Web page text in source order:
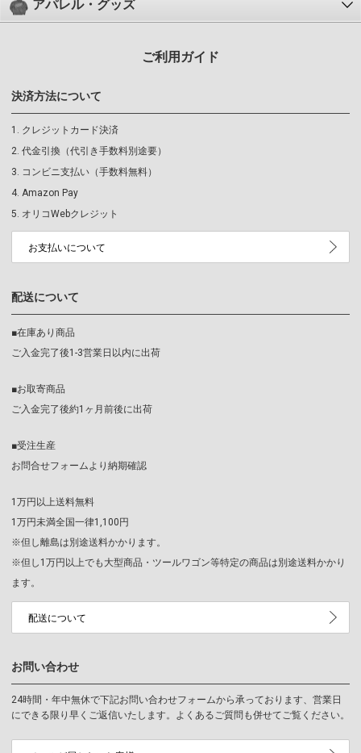
アパレル・グッズ
ご利用ガイド
決済方法について
クレジットカード決済
代金引換（代引き手数料別途要）
コンビニ支払い（手数料無料）
Amazon Pay
オリコWebクレジット
お支払いについて
配送について
■在庫あり商品
ご入金完了後1-3営業日以内に出荷
■お取寄商品
ご入金完了後約1ヶ月前後に出荷
■受注生産
お問合せフォームより納期確認
1万円以上送料無料
1万円未満全国一律1,100円
※但し離島は別途送料かかります。
※但し1万円以上でも大型商品・ツールワゴン等特定の商品は別途送料かかり
ます。
配送について
お問い合わせ
24時間・年中無休で下記お問い合わせフォームから承っております、営業日
にできる限り早くご返信いたします。よくあるご質問も併せてご覧ください。